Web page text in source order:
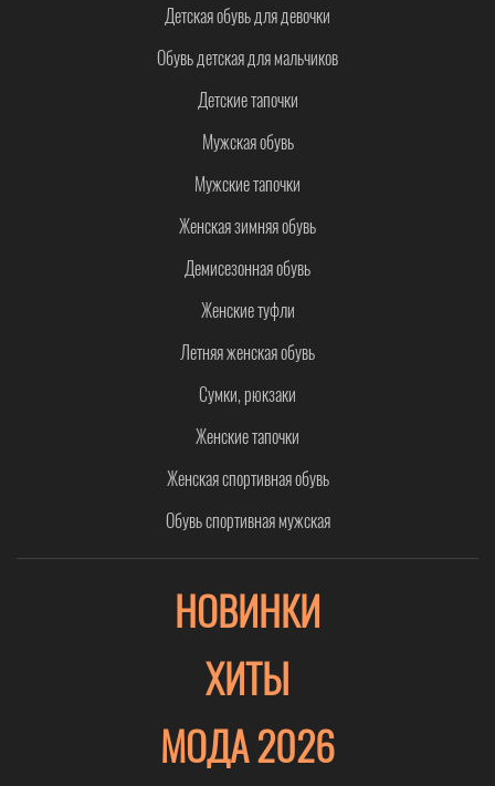
Детская обувь для девочки
Обувь детская для мальчиков
Детские тапочки
Мужская обувь
Мужские тапочки
Женская зимняя обувь
Демисезонная обувь
Женские туфли
Летняя женская обувь
Сумки, рюкзаки
Женские тапочки
Женская спортивная обувь
Обувь спортивная мужская
НОВИНКИ
ХИТЫ
МОДА 2026